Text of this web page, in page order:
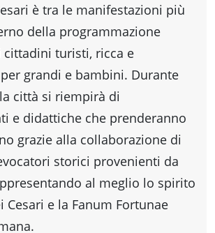
è tra le manifestazioni più
della programmazione
cittadini turisti, ricca e
grandi e bambini. Durante
città si riempirà di
e didattiche che prenderanno
grazie alla collaborazione di
storici provenienti da
al meglio lo spirito
Cesari e la Fanum Fortunae